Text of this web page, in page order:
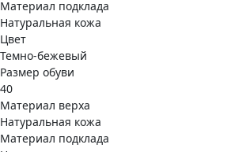
Материал подклада
Натуральная кожа
Цвет
Темно-бежевый
Размер обуви
40
Материал верха
Натуральная кожа
Материал подклада